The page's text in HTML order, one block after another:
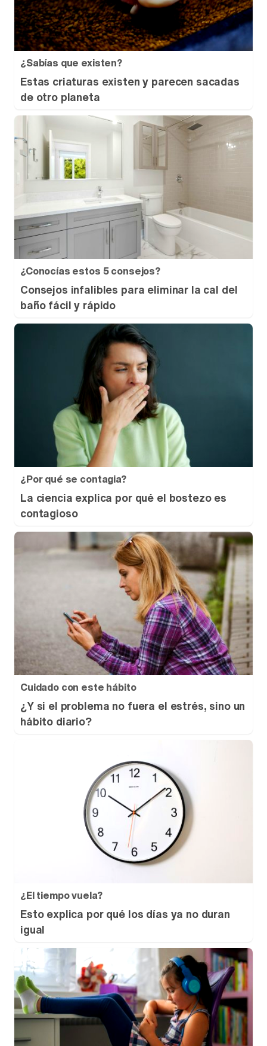
¿Sabías que existen?
Estas criaturas existen y parecen sacadas
de otro planeta
¿Conocías estos 5 consejos?
Consejos infalibles para eliminar la cal del
baño fácil y rápido
¿Por qué se contagia?
La ciencia explica por qué el bostezo es
contagioso
Cuidado con este hábito
¿Y si el problema no fuera el estrés, sino un
hábito diario?
¿El tiempo vuela?
Esto explica por qué los días ya no duran
igual